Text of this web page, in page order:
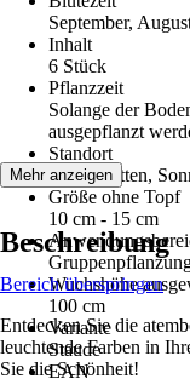
September,
Inhalt
6 Stück
Pflanzzeit
Solange der
ausgepflanzt
Standort
Halbschatten,
Größe ohne Topf
10 cm - 15 cm
Wuchshöhe
100 cm
Variante
Staude
EAN
Mehr anzeigen
Beschreibung
Bereich überspringen
Entdecken Sie die
leuchtende Farben in
Sie die Schönheit!